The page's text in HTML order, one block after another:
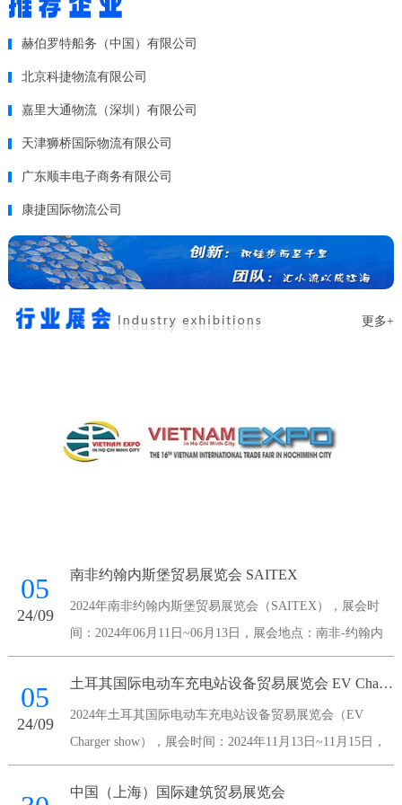
赫伯罗特船务（中国）有限公司
北京科捷物流有限公司
嘉里大通物流（深圳）有限公司
天津狮桥国际物流有限公司
广东顺丰电子商务有限公司
康捷国际物流公司
更多+
05
24/09
南非约翰内斯堡贸易展览会 SAITEX
2024年南非约翰内斯堡贸易展览会（SAITEX），展会时
间：2024年06月11日~06月13日，展会地点：南非-约翰内
斯堡-Maude Street Sandown 2196 South Africa-南非桑顿会议
中心，主办方：南非国家展览
05
24/09
土耳其国际电动车充电站设备贸易展览会 EV Charger show
2024年土耳其国际电动车充电站设备贸易展览会（EV
Charger show），展会时间：2024年11月13日~11月15日，
展会地点：土耳其-伊斯坦布尔-伊斯坦布尔展览中心，主办
方：Voli Fuar Hizmetleri A.S.
中国（上海）国际建筑贸易展览会